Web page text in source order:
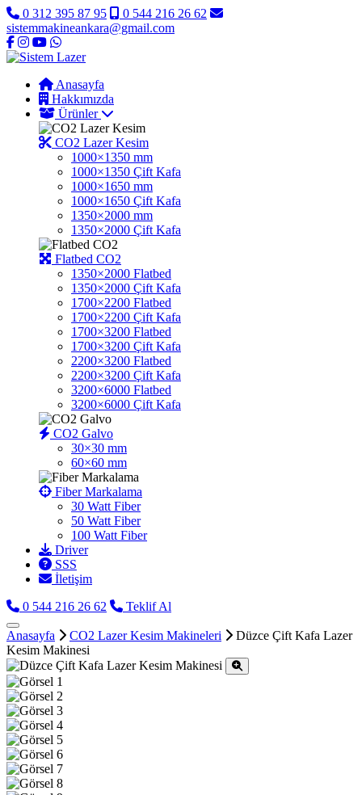
0 312 395 87 95
0 544 216 26 62
sistemmakineankara@gmail.com
Anasayfa
Hakkımızda
Ürünler
CO2 Lazer Kesim
1000×1350 mm
1000×1350 Çift Kafa
1000×1650 mm
1000×1650 Çift Kafa
1350×2000 mm
1350×2000 Çift Kafa
Flatbed CO2
1350×2000 Flatbed
1350×2000 Çift Kafa
1700×2200 Flatbed
1700×2200 Çift Kafa
1700×3200 Flatbed
1700×3200 Çift Kafa
2200×3200 Flatbed
2200×3200 Çift Kafa
3200×6000 Flatbed
3200×6000 Çift Kafa
CO2 Galvo
30×30 mm
60×60 mm
Fiber Markalama
30 Watt Fiber
50 Watt Fiber
100 Watt Fiber
Driver
SSS
İletişim
0 544 216 26 62
Teklif Al
Anasayfa CO2 Lazer Kesim Makineleri
Düzce Çift Kafa Lazer
Kesim Makinesi